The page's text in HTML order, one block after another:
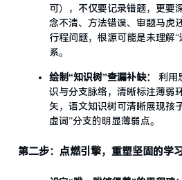
可），不仅要记录错题，更
念不清、方法错误、审题马虎
行程问题，根源可能是未理解
系。
绘制“知识树”查漏补缺：
利用
识与分支脉络，清晰标注薄弱
矢，语文知识树可清晰展现孩
虚词”分支的明显薄弱点。
第二步：点燃引擎，重塑坚固的学